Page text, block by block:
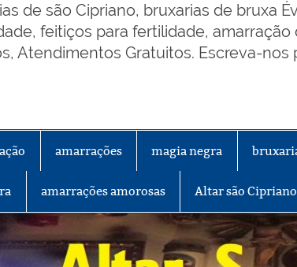
de são Cipriano, bruxarias de bruxa
feitiços para fertilidade,
Atendimentos Gratuitos. Escreva-nos
amarrações magia negra
amarrações amorosas Altar são Cipriano